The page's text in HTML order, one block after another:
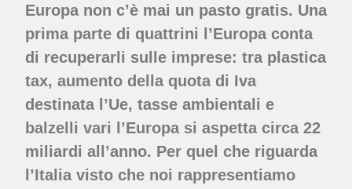
Europa non c’è mai un pasto gratis. Una
prima parte di quattrini l’Europa conta
di recuperarli sulle imprese: tra plastica
tax, aumento della quota di Iva
destinata l’Ue, tasse ambientali e
balzelli vari l’Europa si aspetta circa 22
miliardi all’anno. Per quel che riguarda
l’Italia visto che noi rappresentiamo